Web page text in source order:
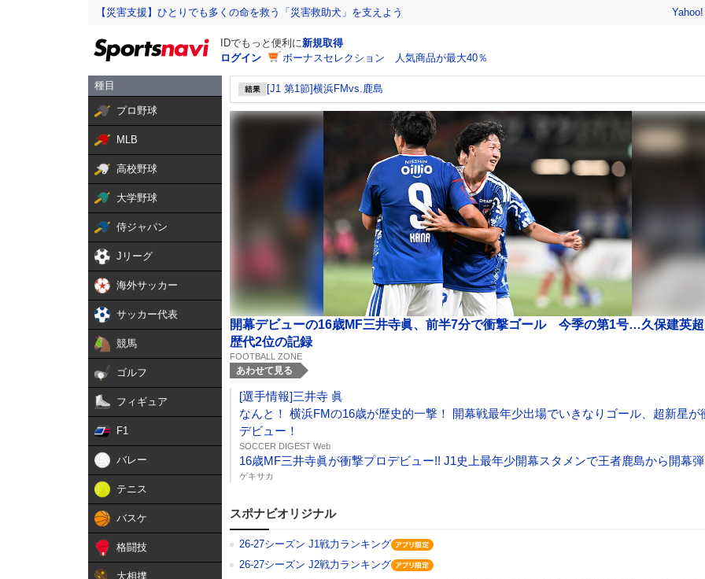
【災害支援】ひとりでも多くの命を救う「災害救助犬」を支えよう
IDでもっと便利に新規取得
ログイン
ボーナスセレクション 人気商品が最大40％
プロ野球
MLB
高校野球
大学野球
侍ジャパン
Jリーグ
海外サッカー
サッカー代表
競馬
ゴルフ
フィギュア
F1
バレー
テニス
バスケ
格闘技
大相撲
[J1 第1節]横浜FMvs.鹿島
開幕デビューの16歳MF三井寺眞、前半7分で衝撃ゴール 今季の第1号…久保建英超
歴代2位の記録
FOOTBALL ZONE
あわせて見る
[選手情報]三井寺 眞
なんと！ 横浜FMの16歳が歴史的一撃！ 開幕戦最年少出場でいきなりゴール、超新星が
デビュー！
SOCCER DIGEST Web
16歳MF三井寺眞が衝撃プロデビュー!! J1史上最年少開幕スタメンで王者鹿島から開幕弾
ゲキサカ
スポナビオリジナル
26-27シーズン J1戦力ランキング
26-27シーズン J2戦力ランキング